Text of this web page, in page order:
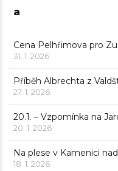
a
Cena Pelhřimova pro
31. 1. 2026
Příběh Albrechta z
27. 1. 2026
20.1. – Vzpomínka na
20. 1. 2026
Na plese v Kamenici
18. 1. 2026